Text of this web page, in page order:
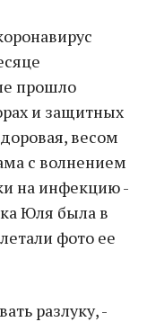
прошло
и защитных
весом
с волнением
на инфекцию -
Юля была в
фото ее
разлуку, -